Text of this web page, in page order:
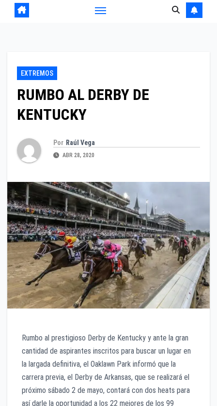
EXTREMOS
RUMBO AL DERBY DE
KENTUCKY
Por Raúl Vega
ABR 28, 2020
Rumbo al prestigioso Derby de Kentucky y ante la gran
cantidad de aspirantes inscritos para buscar un lugar en
la largada definitiva, el Oaklawn Park informó que la
carrera previa, el Derby de Arkansas, que se realizará el
próximo sábado 2 de mayo, contará con dos heats para
así darle la oportunidad a los 22 mejores de los 99